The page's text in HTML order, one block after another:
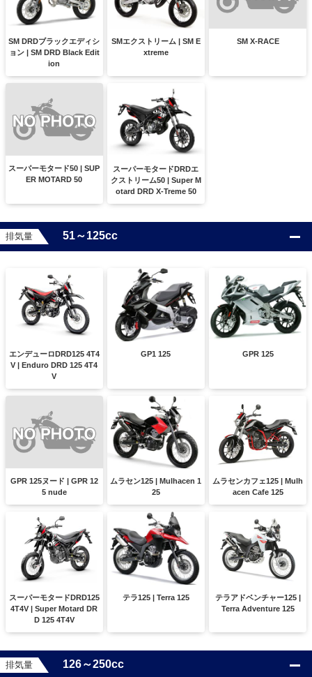
SM DRDブラックエディシ
ョン | SM DRD Black Edit
ion
SMエクストリーム | SM E
xtreme
SM X-RACE
スーパーモタード50 | SUP
ER MOTARD 50
スーパーモタードDRDエ
クストリーム50 | Super M
otard DRD X-Treme 50
排気量 51～125cc
エンデューロDRD125 4T4
V | Enduro DRD 125 4T4
V
GP1 125 GPR 125
GPR 125ヌード | GPR 12
5 nude
ムラセン125 | Mulhacen 1
25
ムラセンカフェ125 | Mulh
acen Cafe 125
スーパーモタードDRD125
4T4V | Super Motard DR
D 125 4T4V
テラ125 | Terra 125
テラアドベンチャー125 |
Terra Adventure 125
排気量 126～250cc